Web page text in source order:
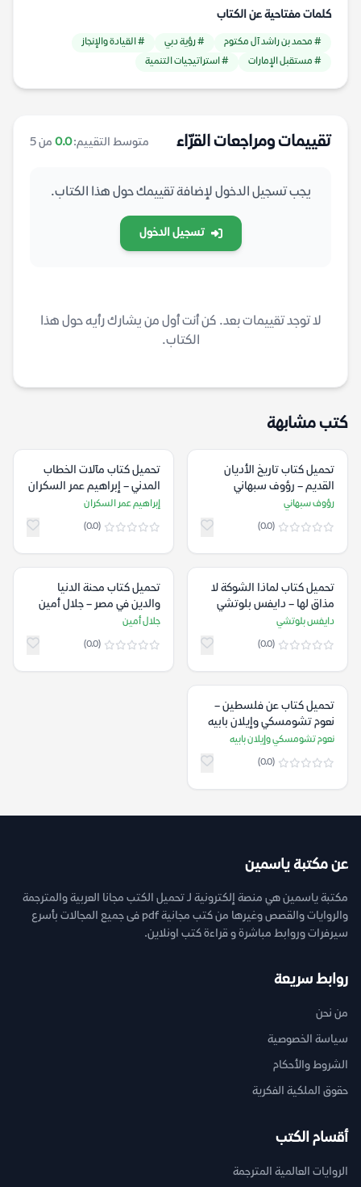
كلمات مفتاحية عن الكتاب
# محمد بن راشد آل مكتوم # رؤية دبي
# القيادة والإنجاز
# مستقبل الإمارات
# استراتيجيات التنمية
تقييمات ومراجعات القرّاء متوسط التقييم:0.0 من 5
يجب تسجيل الدخول لإضافة تقييمك حول هذا الكتاب.
تسجيل الدخول
لا توجد تقييمات بعد. كن أنت أول من يشارك رأيه حول هذا
الكتاب.
كتب مشابهة
تحميل كتاب تاريخ الأديان
القديم – رؤوف سبهاني
رؤوف سبهاني
(0.0)
تحميل كتاب مآلات الخطاب
المدني – إبراهيم عمر السكران
إبراهيم عمر السكران
(0.0)
تحميل كتاب لماذا الشوكة لا
مذاق لها – دايفس بلوتشي
دايفس بلوتشي
(0.0)
تحميل كتاب محنة الدنيا
والدين في مصر – جلال أمين
جلال أمين
(0.0)
تحميل كتاب عن فلسطين –
نعوم تشومسكي وإيلان بابيه
نعوم تشومسكي وإيلان بابيه
(0.0)
عن مكتبة ياسمين
مكتبة ياسمين هي منصة إلكترونية لـ تحميل الكتب مجانا العربية والمترجمة
والروايات والقصص وغيرها من كتب مجانية pdf فى جميع المجالات بأسرع
سيرفرات وروابط مباشرة و قراءة كتب اونلاين.
روابط سريعة
من نحن
سياسة الخصوصية
الشروط والأحكام
حقوق الملكية الفكرية
أقسام الكتب
الروايات العالمية المترجمة